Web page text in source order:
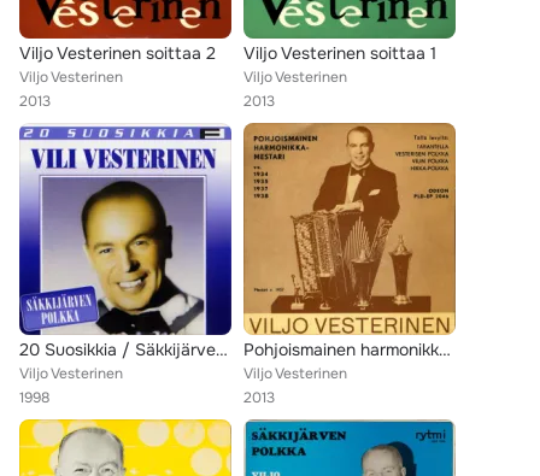
Viljo Vesterinen soittaa 2
Viljo Vesterinen
2013
Viljo Vesterinen soittaa 1
Viljo Vesterinen
2013
20 Suosikkia / Säkkijärven polkka
Viljo Vesterinen
1998
Pohjoismainen harmonikkamestari
Viljo Vesterinen
2013